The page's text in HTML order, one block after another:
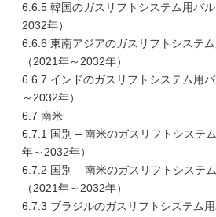
6.6.5 韓国のガスリフトシステム用バ
2032年）
6.6.6 東南アジアのガスリフトシステ
（2021年～2032年）
6.6.7 インドのガスリフトシステム用
～2032年）
6.7 南米
6.7.1 国別 – 南米のガスリフトシステ
年～2032年）
6.7.2 国別 – 南米のガスリフトシステ
（2021年～2032年）
6.7.3 ブラジルのガスリフトシステム